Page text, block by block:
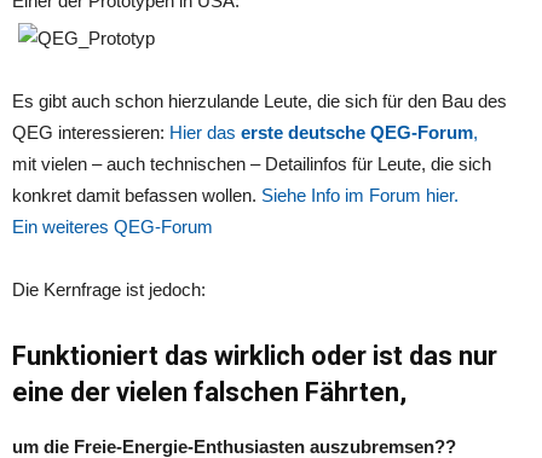
Es gibt auch schon hierzulande Leute, die sich für den Bau des
QEG interessieren: Hier das erste deutsche QEG-Forum,
mit vielen – auch technischen – Detailinfos für Leute, die sich
konkret damit befassen wollen. Siehe Info im Forum hier.
Ein weiteres QEG-Forum
Die Kernfrage ist jedoch:
Funktioniert das wirklich oder ist das nur
eine der vielen falschen Fährten,
um die Freie-Energie-Enthusiasten auszubremsen??